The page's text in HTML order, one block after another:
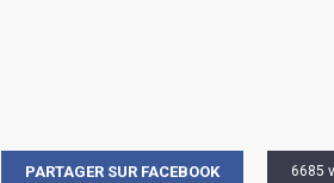
PARTAGER SUR FACEBOOK 6685